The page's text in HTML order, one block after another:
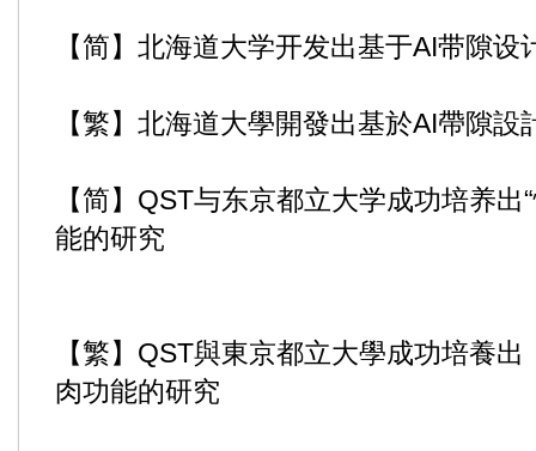
【简】北海道大学开发出基于AI带隙
【繁】北海道大學開發出基於AI帶隙
【简】QST与东京都立大学成功培养出
能的研究
【繁】QST與東京都立大學成功培養
肉功能的研究